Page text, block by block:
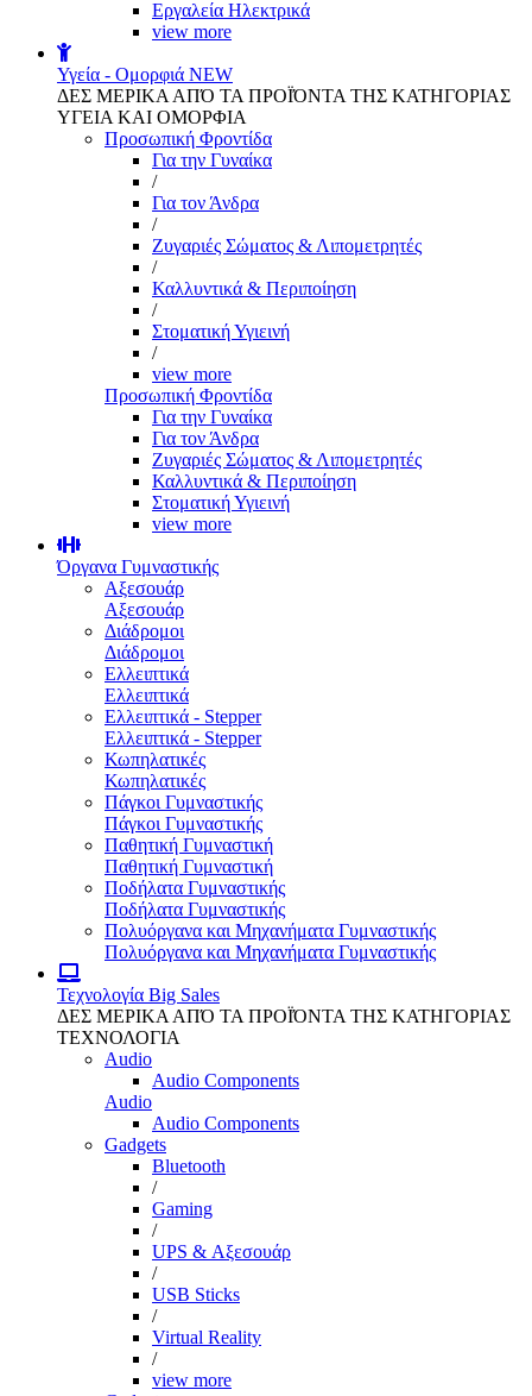
Εργαλεία Ηλεκτρικά
view more
Υγεία - Ομορφιά NEW
ΔΕΣ ΜΕΡΙΚΑ ΑΠΌ ΤΑ ΠΡΟΪΌΝΤΑ ΤΗΣ ΚΑΤΗΓΟΡΙΑΣ
ΥΓΕΙΑ ΚΑΙ ΟΜΟΡΦΙΑ
Προσωπική Φροντίδα
Για την Γυναίκα
/
Για τον Άνδρα
/
Ζυγαριές Σώματος & Λιπομετρητές
/
Καλλυντικά & Περιποίηση
/
Στοματική Υγιεινή
/
view more
Προσωπική Φροντίδα
Για την Γυναίκα
Για τον Άνδρα
Ζυγαριές Σώματος & Λιπομετρητές
Καλλυντικά & Περιποίηση
Στοματική Υγιεινή
view more
Όργανα Γυμναστικής
Αξεσουάρ
Αξεσουάρ
Διάδρομοι
Διάδρομοι
Ελλειπτικά
Ελλειπτικά
Ελλειπτικά - Stepper
Ελλειπτικά - Stepper
Κωπηλατικές
Κωπηλατικές
Πάγκοι Γυμναστικής
Πάγκοι Γυμναστικής
Παθητική Γυμναστική
Παθητική Γυμναστική
Ποδήλατα Γυμναστικής
Ποδήλατα Γυμναστικής
Πολυόργανα και Μηχανήματα Γυμναστικής
Πολυόργανα και Μηχανήματα Γυμναστικής
Τεχνολογία Big Sales
ΔΕΣ ΜΕΡΙΚΑ ΑΠΌ ΤΑ ΠΡΟΪΌΝΤΑ ΤΗΣ ΚΑΤΗΓΟΡΙΑΣ
ΤΕΧΝΟΛΟΓΙΑ
Audio
Audio Components
Audio
Audio Components
Gadgets
Bluetooth
/
Gaming
/
UPS & Αξεσουάρ
/
USB Sticks
/
Virtual Reality
/
view more